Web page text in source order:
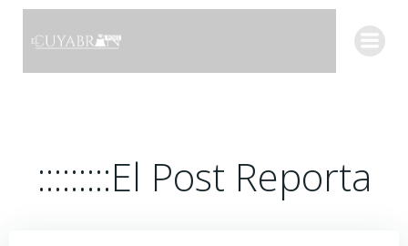
Saltar
:::::::::El Post Reporta